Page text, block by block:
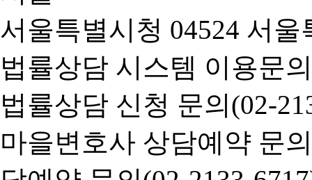
서울특별시청 04524 서
법률상담 시스템 이용문
법률상담 신청 문의(02-
마을변호사 상담예약 문